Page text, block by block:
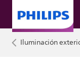
Iluminación